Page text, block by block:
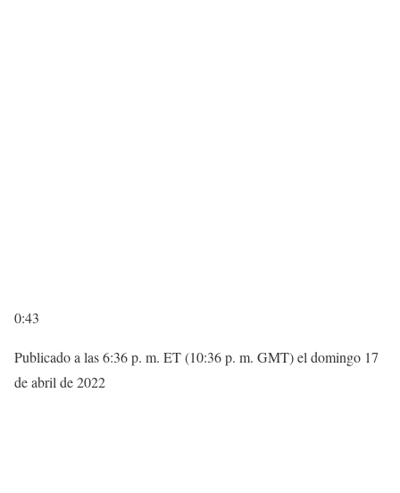
0:43
Publicado a las 6:36 p. m. ET (10:36 p. m. GMT) el domingo 17
de abril de 2022